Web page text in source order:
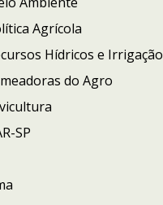
Agrícola
Hídricos e Irrigação
do Agro
SP